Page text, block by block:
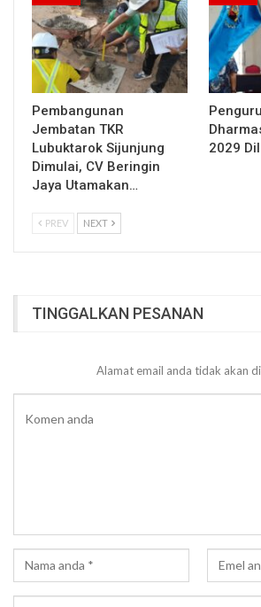
Pembangunan
Jembatan TKR
Lubuktarok Sijunjung
Dimulai, CV Beringin
Jaya Utamakan…
2029
PREV NEXT
TINGGALKAN PESANAN
Alamat email anda tidak akan